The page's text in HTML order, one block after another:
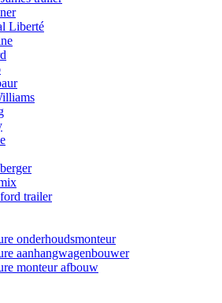
Liberté
trailer
onderhoudsmonteur
aanhangwagenbouwer
monteur afbouw